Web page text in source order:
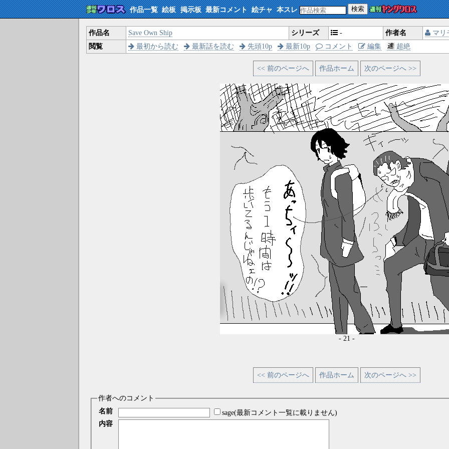
作品一覧 絵板 掲示板 最新コメント 絵チャ 本スレ 検索
作品名 Save Own Ship シリーズ - 作者名
マリ
閲覧
最初から読む 最新話を読む 先頭10p 最新10p コメント 編集 超絶
<< 前のページへ 作品ホーム 次のページへ >>
- 21 -
<< 前のページへ 作品ホーム 次のページへ >>
作者へのコメント
名前
sage(最新コメント一覧に載りません)
内容